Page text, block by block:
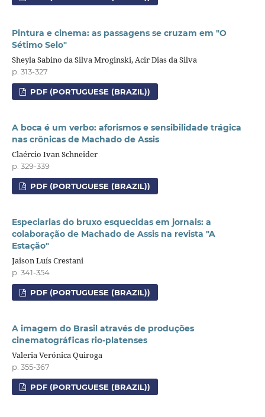
Pintura e cinema: as passagens se cruzam em "O
Sétimo Selo"
Sheyla Sabino da Silva Mroginski, Acir Dias da Silva
p. 313-327
PDF (PORTUGUESE (BRAZIL))
A boca é um verbo: aforismos e sensibilidade trágica
nas crônicas de Machado de Assis
Claércio Ivan Schneider
p. 329-339
PDF (PORTUGUESE (BRAZIL))
Especiarias do bruxo esquecidas em jornais: a
colaboração de Machado de Assis na revista "A
Estação"
Jaison Luís Crestani
p. 341-354
PDF (PORTUGUESE (BRAZIL))
A imagem do Brasil através de produções
cinematográficas rio-platenses
Valeria Verónica Quiroga
p. 355-367
PDF (PORTUGUESE (BRAZIL))